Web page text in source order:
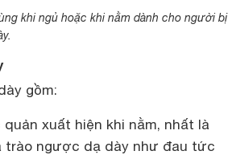
khi ngủ hoặc khi nằm dành cho người bị
gồm:
xuất hiện khi nằm, nhất là
trào ngược dạ dày như đau tức